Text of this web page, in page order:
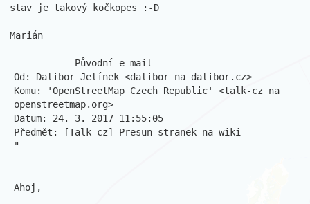
stav je takový kočkopes :-D
Marián
---------- Původní e-mail ----------
Od: Dalibor Jelínek <dalibor na dalibor.cz>
Komu: 'OpenStreetMap Czech Republic' <talk-cz na
openstreetmap.org>
Datum: 24. 3. 2017 11:55:05
Předmět: [Talk-cz] Presun stranek na wiki
"
Ahoj,